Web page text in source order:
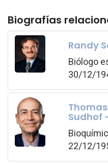
Biografías
Randy
Biólogo
30/12/
Sudhof
22/12/